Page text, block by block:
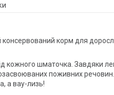
корм для
шматочка. Завдяки
поживних речовин.
а вау-лизь!